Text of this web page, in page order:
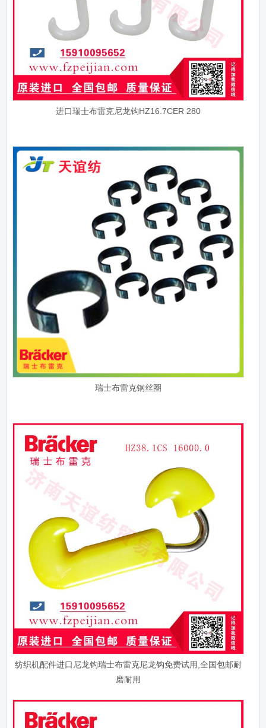
进口瑞士布雷克尼龙钩HZ16.7CER 280
瑞士布雷克钢丝圈
纺织机配件进口尼龙钩瑞士布雷克尼龙钩免费试用,全国包邮耐
磨耐用